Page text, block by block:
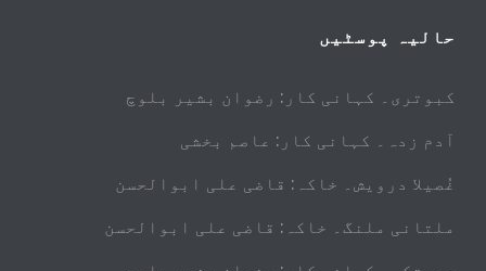
حالیہ پوسٹیں
کبوتری۔ کہانی کار: رضوان بشیر بلوچ
آدم زدہ۔ کہانی کار: عاصم بخشی
غُصیلا درویش۔ خاکہ: قاضی علی ابوالحسن
ملتانی ملنگ۔ خاکہ: قاضی علی ابوالحسن